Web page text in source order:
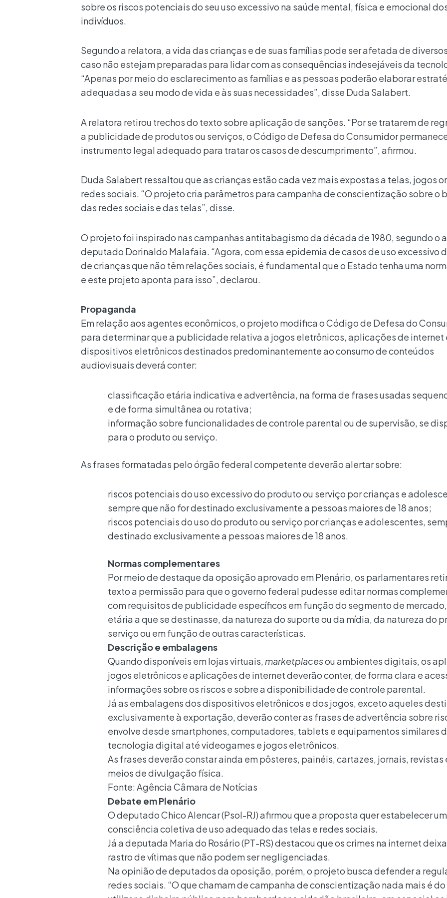
sobre os riscos potenciais do seu uso excessivo na saúde mental, física e emocional
indivíduos.
Segundo a relatora, a vida das crianças e de suas famílias pode ser afetada de
caso não estejam preparadas para lidar com as consequências indesejáveis da
“Apenas por meio do esclarecimento as famílias e as pessoas poderão elaborar
adequadas a seu modo de vida e às suas necessidades”, disse Duda Salabert.
A relatora retirou trechos do texto sobre aplicação de sanções. “Por se tratarem de
a publicidade de produtos ou serviços, o Código de Defesa do Consumidor
instrumento legal adequado para tratar os casos de descumprimento”, afirmou.
Duda Salabert ressaltou que as crianças estão cada vez mais expostas a telas, jogos
redes sociais. “O projeto cria parâmetros para campanha de conscientização sobre o
das redes sociais e das telas”, disse.
O projeto foi inspirado nas campanhas antitabagismo da década de 1980, segundo o
deputado Dorinaldo Malafaia. “Agora, com essa epidemia de casos de uso excessivo
de crianças que não têm relações sociais, é fundamental que o Estado tenha uma
e este projeto aponta para isso”, declarou.
Propaganda
Em relação aos agentes econômicos, o projeto modifica o Código de Defesa do
para determinar que a publicidade relativa a jogos eletrônicos, aplicações de internet
dispositivos eletrônicos destinados predominantemente ao consumo de conteúdos
audiovisuais deverá conter:
classificação etária indicativa e advertência, na forma de frases usadas
e de forma simultânea ou rotativa;
informação sobre funcionalidades de controle parental ou de supervisão, se
para o produto ou serviço.
As frases formatadas pelo órgão federal competente deverão alertar sobre:
riscos potenciais do uso excessivo do produto ou serviço por crianças e
sempre que não for destinado exclusivamente a pessoas maiores de 18 anos;
riscos potenciais do uso do produto ou serviço por crianças e adolescentes,
destinado exclusivamente a pessoas maiores de 18 anos.
Normas complementares
Por meio dedestaqueda oposição aprovado em Plenário, os parlamentares
texto a permissão para que o governo federal pudesse editar normas
com requisitos de publicidade específicos em função do segmento de
etária a que se destinasse, da natureza do suporte ou da mídia, da natureza do
serviço ou em função de outras características.
Descrição e embalagens
Quando disponíveis em lojas virtuais, marketplacesou ambientes digitais, os
jogos eletrônicos e aplicações de internet deverão conter, de forma clara e
informações sobre os riscos e sobre a disponibilidade de controle parental.
Já as embalagens dos dispositivos eletrônicos e dos jogos, exceto aqueles
exclusivamente à exportação, deverão conter as frases de advertência sobre
envolve desde smartphones, computadores, tablets e equipamentos similares
tecnologia digital até videogames e jogos eletrônicos.
As frases deverão constar ainda em pôsteres, painéis, cartazes, jornais, revistas
meios de divulgação física.
Fonte: Agência Câmara de Notícias
Debate em Plenário
O deputado Chico Alencar (Psol-RJ) afirmou que a proposta quer estabelecer
consciência coletiva de uso adequado das telas e redes sociais.
Já a deputada Maria do Rosário (PT-RS) destacou que os crimes na internet
rastro de vítimas que não podem ser negligenciadas.
Na opinião de deputados da oposição, porém, o projeto busca defender a
redes sociais. “O que chamam de campanha de conscientização nada mais é